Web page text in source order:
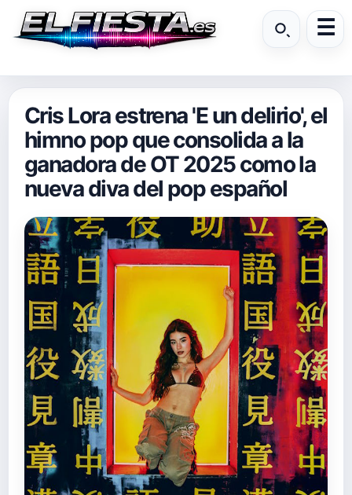
Cris Lora estrena 'E un delirio', el
himno pop que consolida a la
ganadora de OT 2025 como la
nueva diva del pop español